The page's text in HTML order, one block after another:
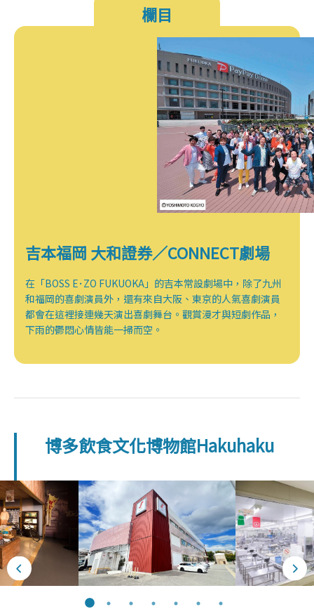
欄目
吉本福岡 大和證券／CONNECT劇場
在「BOSS E･ZO FUKUOKA」的吉本常設劇場中，除了九州
和福岡的喜劇演員外，還有來自大阪、東京的人氣喜劇演員
都會在這裡接連幾天演出喜劇舞台。觀賞漫才與短劇作品，
下雨的鬱悶心情皆能一掃而空。
博多飲食文化博物館Hakuhaku